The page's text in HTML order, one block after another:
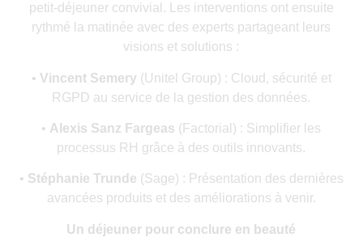
petit-déjeuner convivial. Les interventions ont ensuite
rythmé la matinée avec des experts partageant leurs
visions et solutions :
• Vincent Semery (Unitel Group) : Cloud, sécurité et
RGPD au service de la gestion des données.
• Alexis Sanz Fargeas (Factorial) : Simplifier les
processus RH grâce à des outils innovants.
• Stéphanie Trunde (Sage) : Présentation des dernières
avancées produits et des améliorations à venir.
Un déjeuner pour conclure en beauté